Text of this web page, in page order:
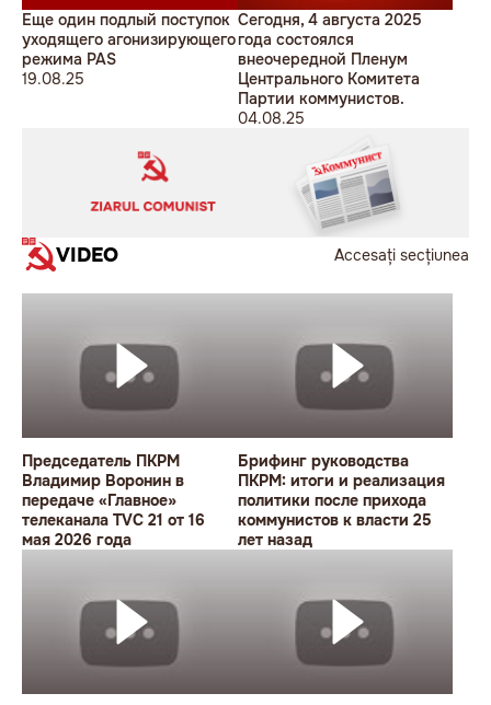
Еще один подлый поступок
уходящего агонизирующего
режима PAS
19.08.25
Сегодня, 4 августа 2025
года состоялся
внеочередной Пленум
Центрального Комитета
Партии коммунистов.
04.08.25
VIDEO Accesați secțiunea
Председатель ПКРМ
Владимир Воронин в
передаче «Главное»
телеканала TVC 21 от 16
мая 2026 года
Брифинг руководства
ПКРМ: итоги и реализация
политики после прихода
коммунистов к власти 25
лет назад